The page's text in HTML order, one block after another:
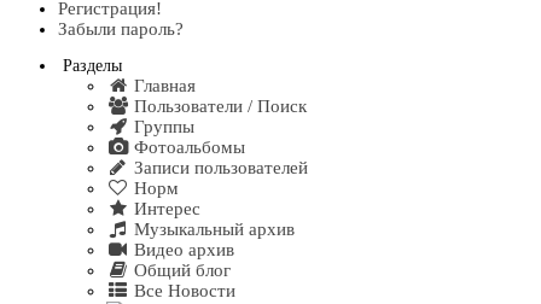
Регистрация!
Забыли пароль?
Разделы
Главная
Пользователи / Поиск
Группы
Фотоальбомы
Записи пользователей
Норм
Интерес
Музыкальный архив
Видео архив
Общий блог
Все Новости